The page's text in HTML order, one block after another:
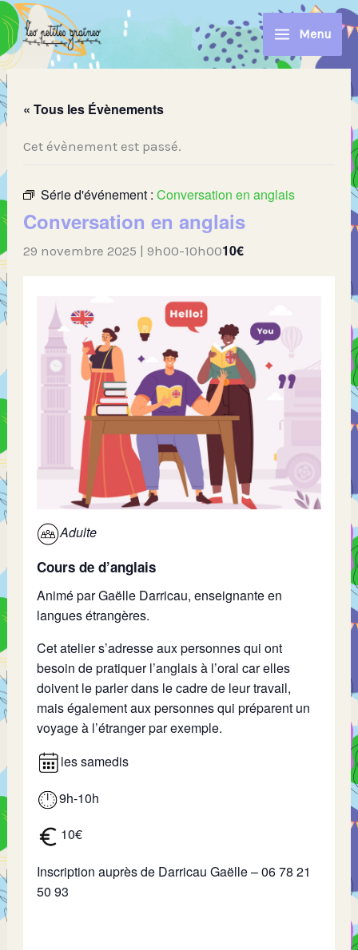
Aller
au
contenu
Menu
« Tous les Évènements
Cet évènement est passé.
Série d'événement :Conversation en anglais
Conversation en anglais
29 novembre 2025 | 9h00-10h0010€
Adulte
Cours de d’anglais
Animé par Gaëlle Darricau, enseignante en
langues étrangères.
Cet atelier s’adresse aux personnes qui ont
besoin de pratiquer l’anglais à l’oral car elles
doivent le parler dans le cadre de leur travail,
mais également aux personnes qui préparent un
voyage à l’étranger par exemple.
les samedis
9h-10h
10€
Inscription auprès de Darricau Gaëlle – 06 78 21
50 93